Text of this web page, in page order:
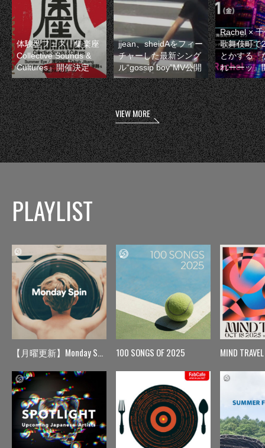
体験型フェス『集楽座
Collective Sounds &
Cultures』開催決定
jjean、sheidAをフィー
チャーした最新シング
ル“gossip boy”MV公開
Rachel ×
歌舞伎町で
とかする『
れーーッ』
VIEW MORE
PLAYLIST
【月曜更新】Monday Spin 100 SONGS OF 2025 MIND TRAVEL